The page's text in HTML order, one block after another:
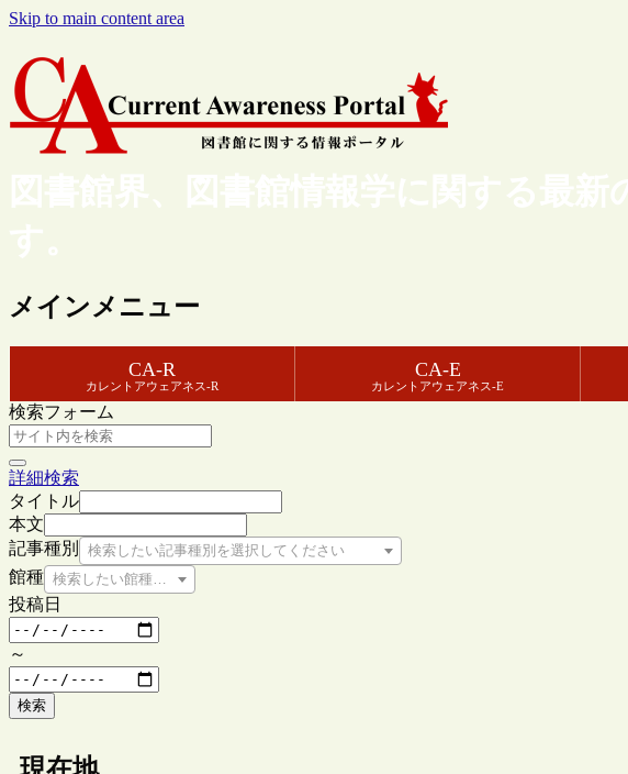
Skip to main content area
図書館界、図書館情報学に関する最
す。
メインメニュー
CA-R
カレントアウェアネス-R
CA-E
カレントアウェアネス-E
検索フォーム
詳細検索
タイトル
本文
記事種別
検索したい記事種別を選択してください
館種 検索したい館種を選択してください
投稿日
～
検索
現在地